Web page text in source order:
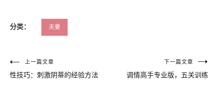
分类： 夫妻
文
上一篇文章
性技巧：刺激阴蒂的经验方法
下一篇文章
调情高手专业版，五关训练